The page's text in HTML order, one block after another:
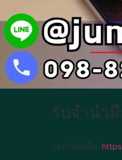
รับจำนำ
แอดไลน์คลิ๊ก: